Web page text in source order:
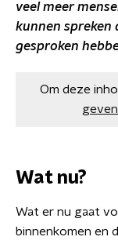
veel meer
kunnen spreken
gesproken
Om deze
geven
Wat nu?
Wat er nu gaat
binnenkomen en